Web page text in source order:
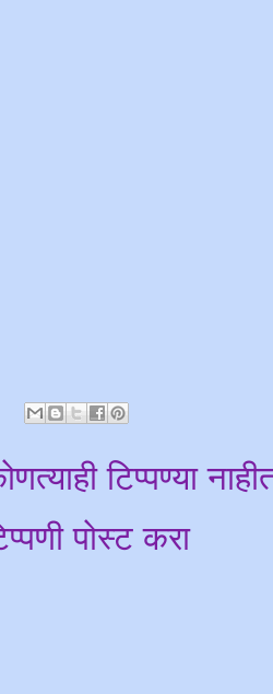
टिप्पण्‍या
पोस्ट करा